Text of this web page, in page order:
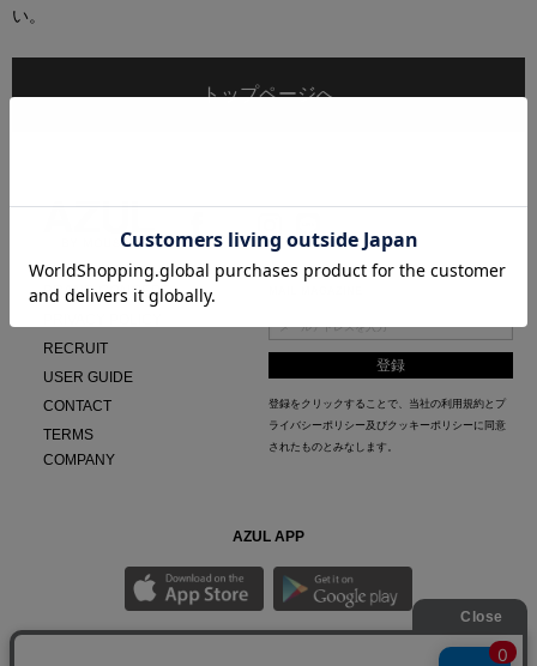
い。
トップページへ
BRAND CONCEPT
RECRUIT
USER GUIDE
CONTACT
TERMS
COMPANY
登録をクリックすることで、当社の利用規約 と プ
ライバシーポリシー及びクッキーポリシー に同意
されたものとみなします。
AZUL APP
最新ニュースやスタイリング紹介までAZUL BY MOUSSYのお得な情報がいち早くチェック